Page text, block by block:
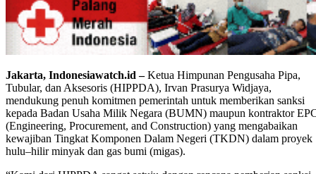
Jakarta, Indonesiawatch.id –Ketua Himpunan Pengusaha Pipa,
Tubular, dan Aksesoris (HIPPDA), Irvan Prasurya Widjaya,
mendukung penuh komitmen pemerintah untuk memberikan sanksi
kepada Badan Usaha Milik Negara (BUMN) maupun kontraktor
(Engineering, Procurement, and Construction) yang mengabaikan
kewajiban Tingkat Komponen Dalam Negeri (TKDN) dalam proyek
hulu–hilir minyak dan gas bumi (migas).